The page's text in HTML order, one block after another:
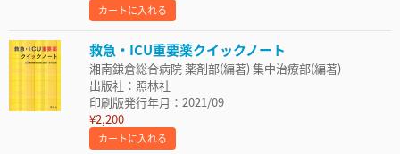
カートに入れる
救急・ICU重要薬クイックノート
湘南鎌倉総合病院 薬剤部(編著) 集中治療部(編著)
出版社：照林社
印刷版発行年月：2021/09
¥2,200
カートに入れる